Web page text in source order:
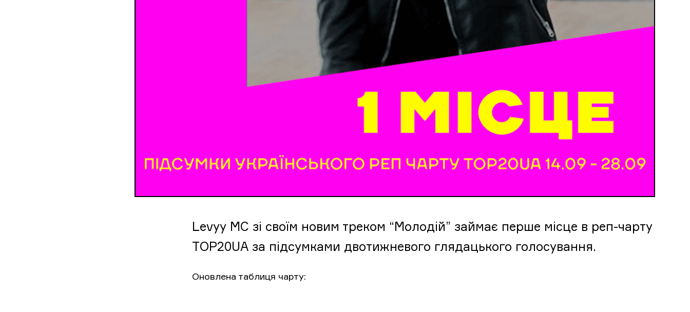
Levyy MC зі своїм новим треком “Молодій” займає перше місце в реп-чарту
TOP20UA за підсумками двотижневого глядацького голосування.
Оновлена таблиця чарту: